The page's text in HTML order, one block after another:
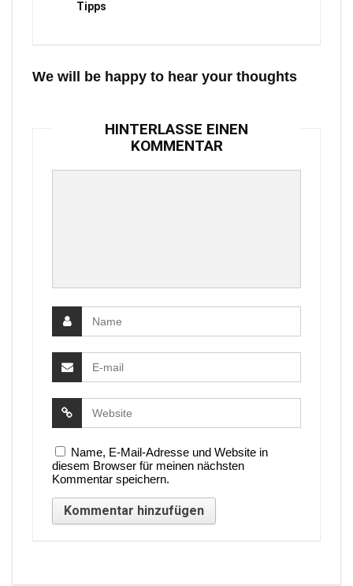
Tipps
We will be happy to hear your thoughts
HINTERLASSE EINEN
KOMMENTAR
Name, E-Mail-Adresse und Website in
diesem Browser für meinen nächsten
Kommentar speichern.